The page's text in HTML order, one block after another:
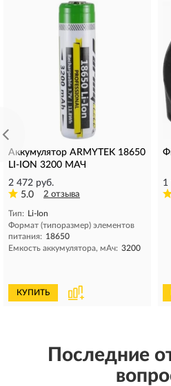
Аккумулятор ARMYTEK 18650
LI-ION 3200 МАЧ
2 472 руб.
5.0
2 отзыва
Тип: Li-Ion
Формат (типоразмер) элементов
питания: 18650
Емкость аккумулятора, мAч: 3200
КУПИТЬ
1
Последние